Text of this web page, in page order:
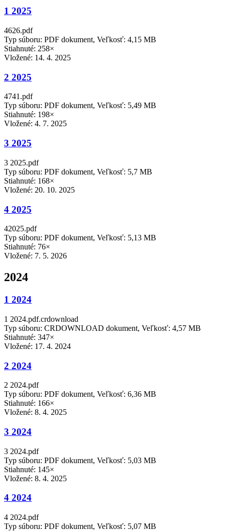
1 2025
4626.pdf
Typ súboru: PDF dokument, Veľkosť: 4,15 MB
Stiahnuté: 258×
Vložené: 14. 4. 2025
2 2025
4741.pdf
Typ súboru: PDF dokument, Veľkosť: 5,49 MB
Stiahnuté: 198×
Vložené: 4. 7. 2025
3 2025
3 2025.pdf
Typ súboru: PDF dokument, Veľkosť: 5,7 MB
Stiahnuté: 168×
Vložené: 20. 10. 2025
4 2025
42025.pdf
Typ súboru: PDF dokument, Veľkosť: 5,13 MB
Stiahnuté: 76×
Vložené: 7. 5. 2026
2024
1 2024
1 2024.pdf.crdownload
Typ súboru: CRDOWNLOAD dokument, Veľkosť: 4,57 MB
Stiahnuté: 347×
Vložené: 17. 4. 2024
2 2024
2 2024.pdf
Typ súboru: PDF dokument, Veľkosť: 6,36 MB
Stiahnuté: 166×
Vložené: 8. 4. 2025
3 2024
3 2024.pdf
Typ súboru: PDF dokument, Veľkosť: 5,03 MB
Stiahnuté: 145×
Vložené: 8. 4. 2025
4 2024
4 2024.pdf
Typ súboru: PDF dokument, Veľkosť: 5,07 MB